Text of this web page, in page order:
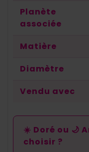
Planète
associée
Matière
Diamètre
Vendu avec
☀️ Doré ou 🌙
choisir ?